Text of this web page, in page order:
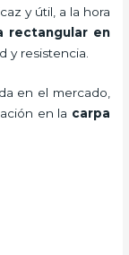
y útil, a la hora
rectangularen
y resistencia.
en el mercado,
en la carpa